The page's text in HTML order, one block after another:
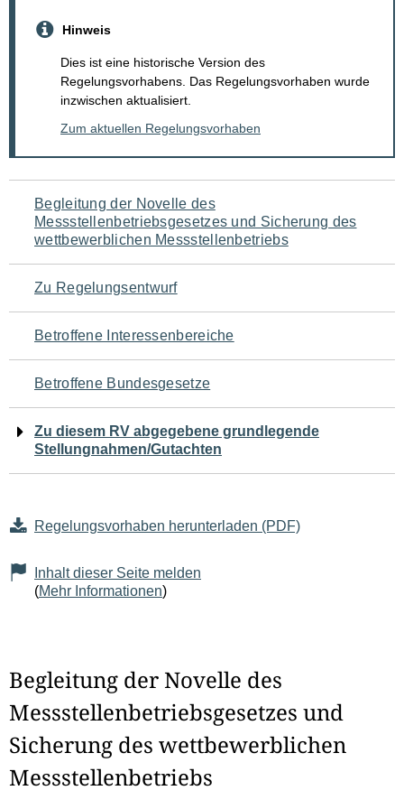
Hinweis
Dies ist eine historische Version des
Regelungsvorhabens. Das Regelungsvorhaben wurde
inzwischen aktualisiert.
Zum aktuellen Regelungsvorhaben
Navigation
für
den
Seiteninhalt
Begleitung der Novelle des
Messstellenbetriebsgesetzes und Sicherung des
wettbewerblichen Messstellenbetriebs
Zu Regelungsentwurf
Betroffene Interessenbereiche
Betroffene Bundesgesetze
Zu diesem RV abgegebene grundlegende
Stellungnahmen/Gutachten
Regelungsvorhaben herunterladen (PDF)
Inhalt dieser Seite melden
(Mehr Informationen)
Begleitung der Novelle des
Messstellenbetriebsgesetzes und
Sicherung des wettbewerblichen
Messstellenbetriebs